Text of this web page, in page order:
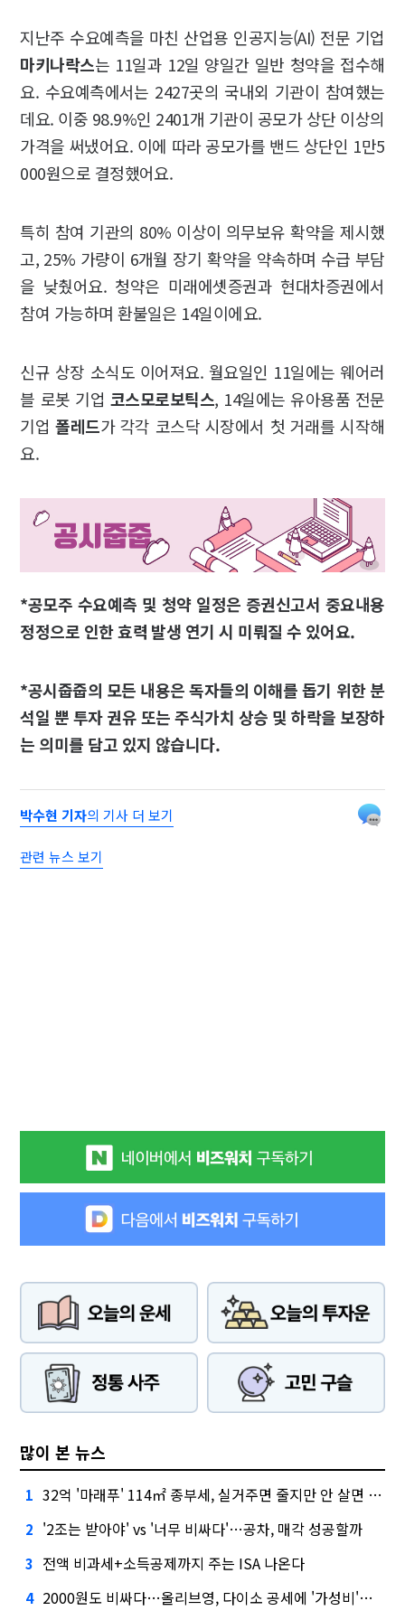
지난주 수요예측을 마친 산업용 인공지능(AI) 전문 기업
마키나락스는 11일과 12일 양일간 일반 청약을 접수해
요. 수요예측에서는 2427곳의 국내외 기관이 참여했는
데요. 이중 98.9%인 2401개 기관이 공모가 상단 이상의
가격을 써냈어요. 이에 따라 공모가를 밴드 상단인 1만5
000원으로 결정했어요.
특히 참여 기관의 80% 이상이 의무보유 확약을 제시했
고, 25% 가량이 6개월 장기 확약을 약속하며 수급 부담
을 낮췄어요. 청약은 미래에셋증권과 현대차증권에서
참여 가능하며 환불일은 14일이에요.
신규 상장 소식도 이어져요. 월요일인 11일에는 웨어러
블 로봇 기업 코스모로보틱스, 14일에는 유아용품 전문
기업 폴레드가 각각 코스닥 시장에서 첫 거래를 시작해
요.
*공모주 수요예측 및 청약 일정은 증권신고서 중요내용
정정으로 인한 효력 발생 연기 시 미뤄질 수 있어요.
*공시줍줍의 모든 내용은 독자들의 이해를 돕기 위한 분
석일 뿐 투자 권유 또는 주식가치 상승 및 하락을 보장하
는 의미를 담고 있지 않습니다.
박수현 기자의 기사 더 보기
관련 뉴스 보기
많이 본 뉴스
1 32억 '마래푸' 114㎡ 종부세, 실거주면 줄지만 안 살면 2.5배
2 '2조는 받아야' vs '너무 비싸다'…공차, 매각 성공할까
3 전액 비과세+소득공제까지 주는 ISA 나온다
4 2000원도 비싸다…올리브영, 다이소 공세에 '가성비'로 맞불